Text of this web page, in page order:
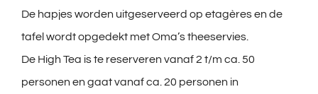
De hapjes worden uitgeserveerd op etagères en de
tafel wordt opgedekt met Oma’s theeservies.
De High Tea is te reserveren vanaf 2 t/m ca. 50
personen en gaat vanaf ca. 20 personen in